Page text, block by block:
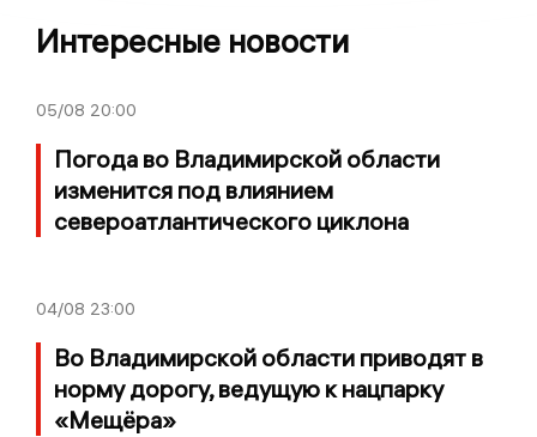
Интересные новости
05/08 20:00
Погода во Владимирской области
изменится под влиянием
североатлантического циклона
04/08 23:00
Во Владимирской области приводят в
норму дорогу, ведущую к нацпарку
«Мещёра»